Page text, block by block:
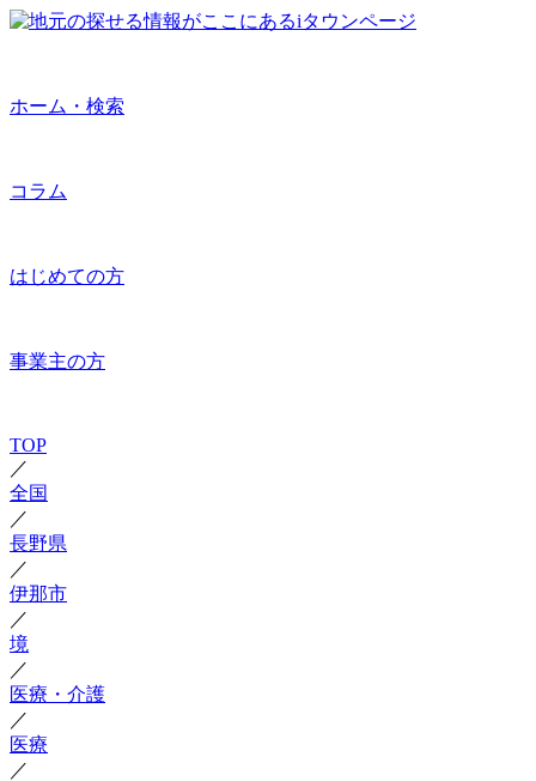
ホーム・検索
コラム
はじめての方
事業主の方
TOP
／
全国
／
長野県
／
伊那市
／
境
／
医療・介護
／
医療
／